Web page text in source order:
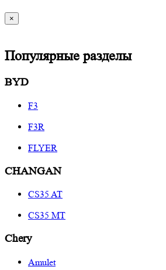
×
Популярные разделы
BYD
F3
F3R
FLYER
CHANGAN
CS35 AT
CS35 MT
Chery
Amulet